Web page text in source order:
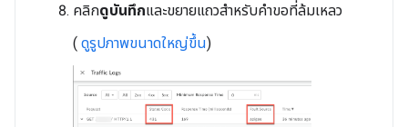
คลิกดูบันทึกและขยายแถวสำหรับคำขอที่ล้มเหลว
( ดูรูปภาพขนาดใหญ่ขึ้น)